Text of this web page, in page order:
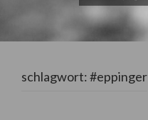
schlagwort:#eppinger